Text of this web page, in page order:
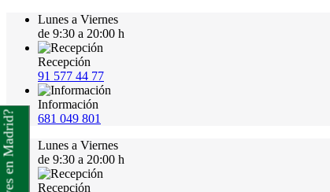
Lunes a Viernes
de 9:30 a 20:00 h
Recepción
91 577 44 77
Información
681 049 801
Lunes a Viernes
de 9:30 a 20:00 h
Recepción